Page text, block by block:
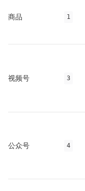
商品 1
视频号 3
公众号 4